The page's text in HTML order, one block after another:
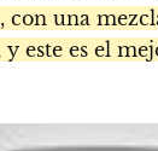
con una
este es el